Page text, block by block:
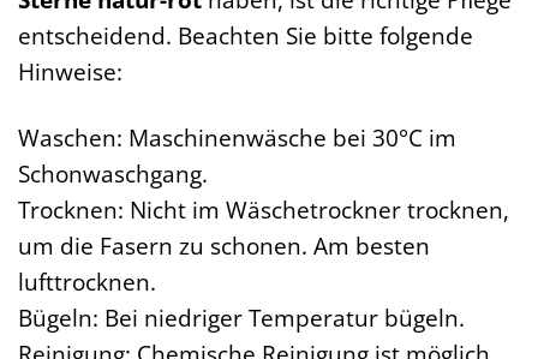
entscheidend. Beachten Sie bitte folgende
Hinweise:
Waschen: Maschinenwäsche bei 30°C im
Schonwaschgang.
Trocknen: Nicht im Wäschetrockner trocknen,
um die Fasern zu schonen. Am besten
lufttrocknen.
Bügeln: Bei niedriger Temperatur bügeln.